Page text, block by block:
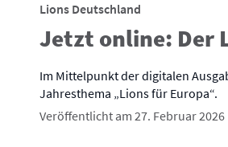
Lions Deutschland
Jetzt online: Der
Im Mittelpunkt der digitalen
Jahresthema „Lions für Europa“.
Veröffentlicht am 27. Februar 2026